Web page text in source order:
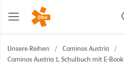
Unsere Reihen / Caminos Austria
/
Caminos Austria 1, Schulbuch mit E-Book